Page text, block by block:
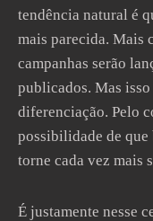
tendência natural é
mais parecida. Mais
campanhas serão
publicados. Mas
diferenciação. Pelo
possibilidade de que
torne cada vez mais
É justamente nesse